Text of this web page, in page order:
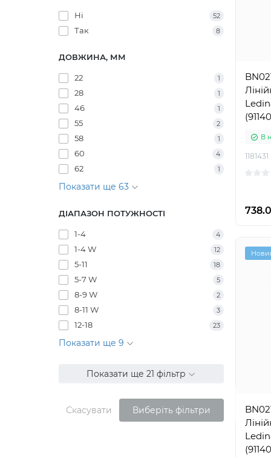
Ні 52
Так 8
ДОВЖИНА, ММ
22 1
28 1
46 1
55 2
58 1
60 4
62 1
Показати ще 63
ДІАПАЗОН ПОТУЖНОСТІ
1-4 4
1-4 W 12
5-11 18
5-7 W 5
8-9 W 2
8-11 W 3
12-18 23
Показати ще 9
Показати ще 21 фільтр
Скасувати Виберіть фільтри
В
1181431